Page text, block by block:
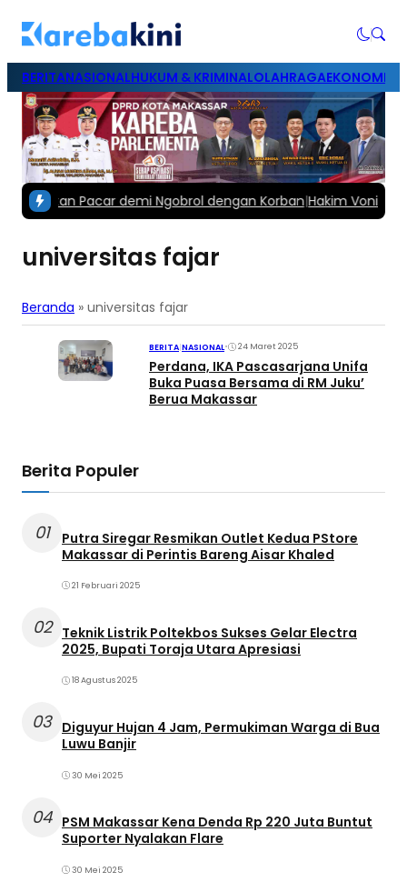
BERITANASIONALHUKUM & KRIMINALOLAHRAGAEKONOMI &
Mantan Pacar demi Ngobrol dengan Korban|Hakim Vonis
universitas fajar
Beranda » universitas fajar
BERITA|NASIONAL• 24 Maret 2025
Perdana, IKA Pascasarjana Unifa
Buka Puasa Bersama di RM Juku’
Berua Makassar
Berita Populer
01
Putra Siregar Resmikan Outlet Kedua PStore
Makassar di Perintis Bareng Aisar Khaled
21 Februari 2025
02
Teknik Listrik Poltekbos Sukses Gelar Electra
2025, Bupati Toraja Utara Apresiasi
18 Agustus 2025
03 Diguyur Hujan 4 Jam, Permukiman Warga di Bua
Luwu Banjir
30 Mei 2025
04 PSM Makassar Kena Denda Rp 220 Juta Buntut
Suporter Nyalakan Flare
30 Mei 2025